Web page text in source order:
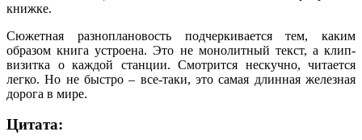
книжке.
Сюжетная разноплановость подчеркивается тем, каким
образом книга устроена. Это не монолитный текст, а клип-
визитка о каждой станции. Смотрится нескучно, читается
легко. Но не быстро – все-таки, это самая длинная железная
дорога в мире.
Цитата: